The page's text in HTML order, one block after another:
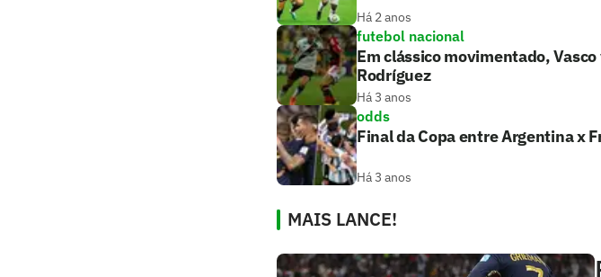
Há 2 anos
futebol nacional
Em clássico movimentado,
Rodríguez
Há 3 anos
odds
Final da Copa entre Argentina x
Há 3 anos
MAIS LANCE!